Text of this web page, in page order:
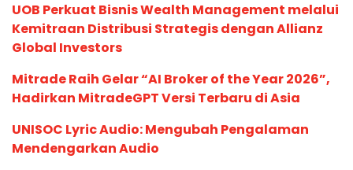
UOB Perkuat Bisnis Wealth Management melalui
Kemitraan Distribusi Strategis dengan Allianz
Global Investors
Mitrade Raih Gelar “AI Broker of the Year 2026”,
Hadirkan MitradeGPT Versi Terbaru di Asia
UNISOC Lyric Audio: Mengubah Pengalaman
Mendengarkan Audio